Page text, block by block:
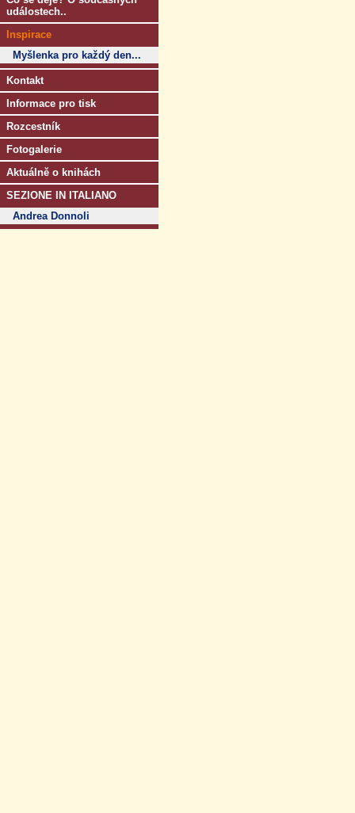
událostech..
Inspirace
Myšlenka pro každý den...
Kontakt
Informace pro tisk
Rozcestník
Fotogalerie
Aktuálně o knihách
SEZIONE IN ITALIANO
Andrea Donnoli